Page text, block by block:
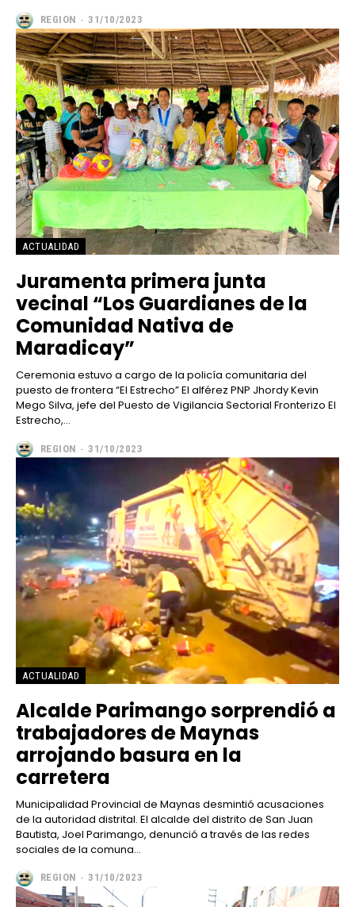
━ Planes
REGION - 31/10/2023
ACTUALIDAD
Juramenta primera junta
vecinal “Los Guardianes de la
Comunidad Nativa de
Maradicay”
Ceremonia estuvo a cargo de la policía comunitaria del
puesto de frontera “El Estrecho” El alférez PNP Jhordy Kevin
Mego Silva, jefe del Puesto de Vigilancia Sectorial Fronterizo El
Estrecho,...
REGION - 31/10/2023
ACTUALIDAD
Alcalde Parimango sorprendió a
trabajadores de Maynas
arrojando basura en la
carretera
Municipalidad Provincial de Maynas desmintió acusaciones
de la autoridad distrital. El alcalde del distrito de San Juan
Bautista, Joel Parimango, denunció a través de las redes
sociales de la comuna...
REGION - 31/10/2023